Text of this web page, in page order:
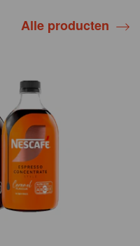
Alle producten